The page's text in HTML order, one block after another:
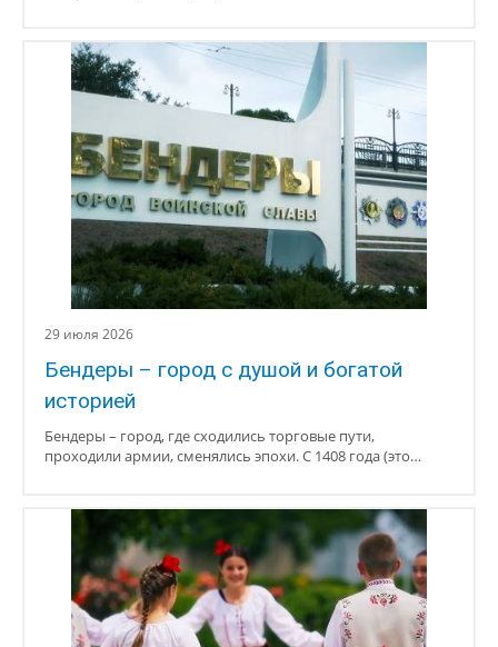
29 июля 2026
Бендеры – город с душой и богатой
историей
Бендеры – город, где сходились торговые пути,
проходили армии, сменялись эпохи. С 1408 года (это…